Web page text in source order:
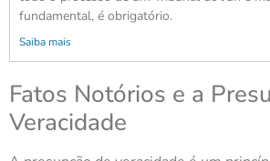
fundamental, é obrigatório.
Saiba mais
Fatos Notórios e a
Veracidade